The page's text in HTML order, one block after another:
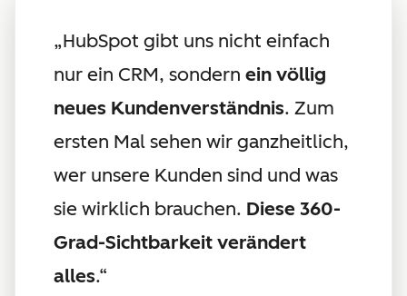
„HubSpot gibt uns nicht einfach
nur ein CRM, sondern ein völlig
neues Kundenverständnis. Zum
ersten Mal sehen wir ganzheitlich,
wer unsere Kunden sind und was
sie wirklich brauchen. Diese 360-
Grad-Sichtbarkeit verändert
alles.“